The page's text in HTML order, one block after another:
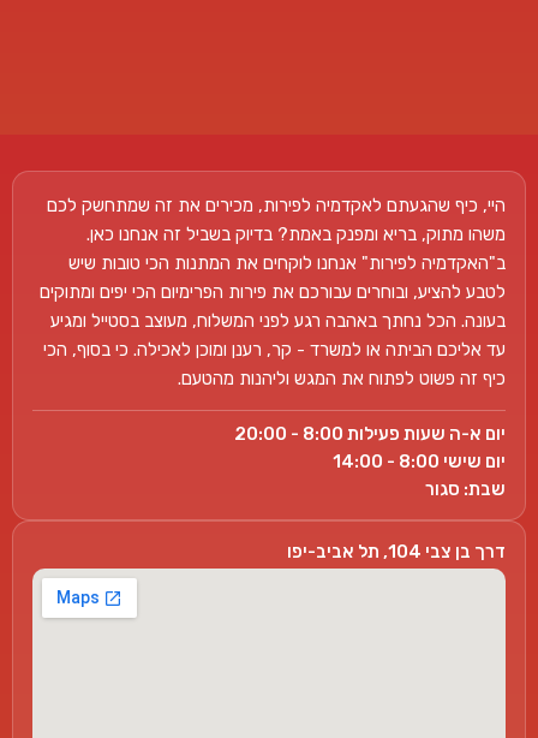
היי, כיף שהגעתם לאקדמיה לפירות, מכירים את זה שמתחשק לכם
משהו מתוק, בריא ומפנק באמת? בדיוק בשביל זה אנחנו כאן.
ב"האקדמיה לפירות" אנחנו לוקחים את המתנות הכי טובות שיש
לטבע להציע, ובוחרים עבורכם את פירות הפרימיום הכי יפים ומתוקים
בעונה. הכל נחתך באהבה רגע לפני המשלוח, מעוצב בסטייל ומגיע
עד אליכם הביתה או למשרד - קר, רענן ומוכן לאכילה. כי בסוף, הכי
כיף זה פשוט לפתוח את המגש וליהנות מהטעם.
יום א-ה שעות פעילות 8:00 - 20:00
יום שישי 8:00 - 14:00
שבת: סגור
דרך בן צבי 104, תל אביב-יפו